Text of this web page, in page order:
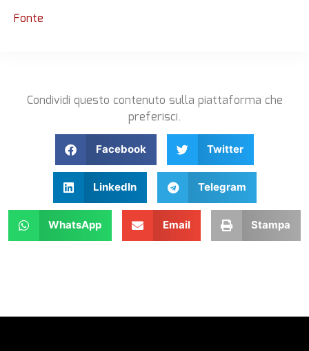
Fonte
Condividi questo contenuto sulla piattaforma che
preferisci.
Facebook Twitter
LinkedIn Telegram
WhatsApp Email Stampa